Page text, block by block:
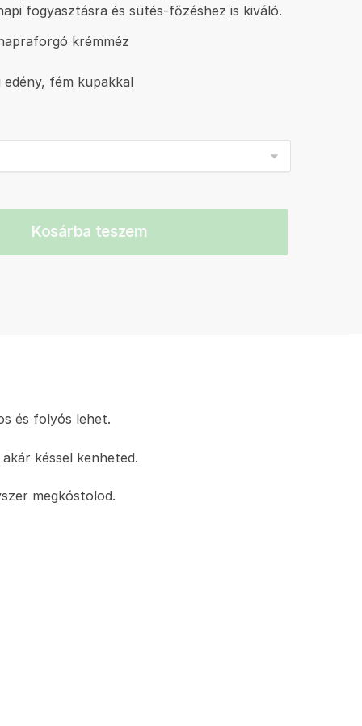
fogyasztásra és sütés-főzéshez is kiváló.
krémméz
fém kupakkal
Kosárba teszem
és folyós lehet.
késsel kenheted.
megkóstolod.